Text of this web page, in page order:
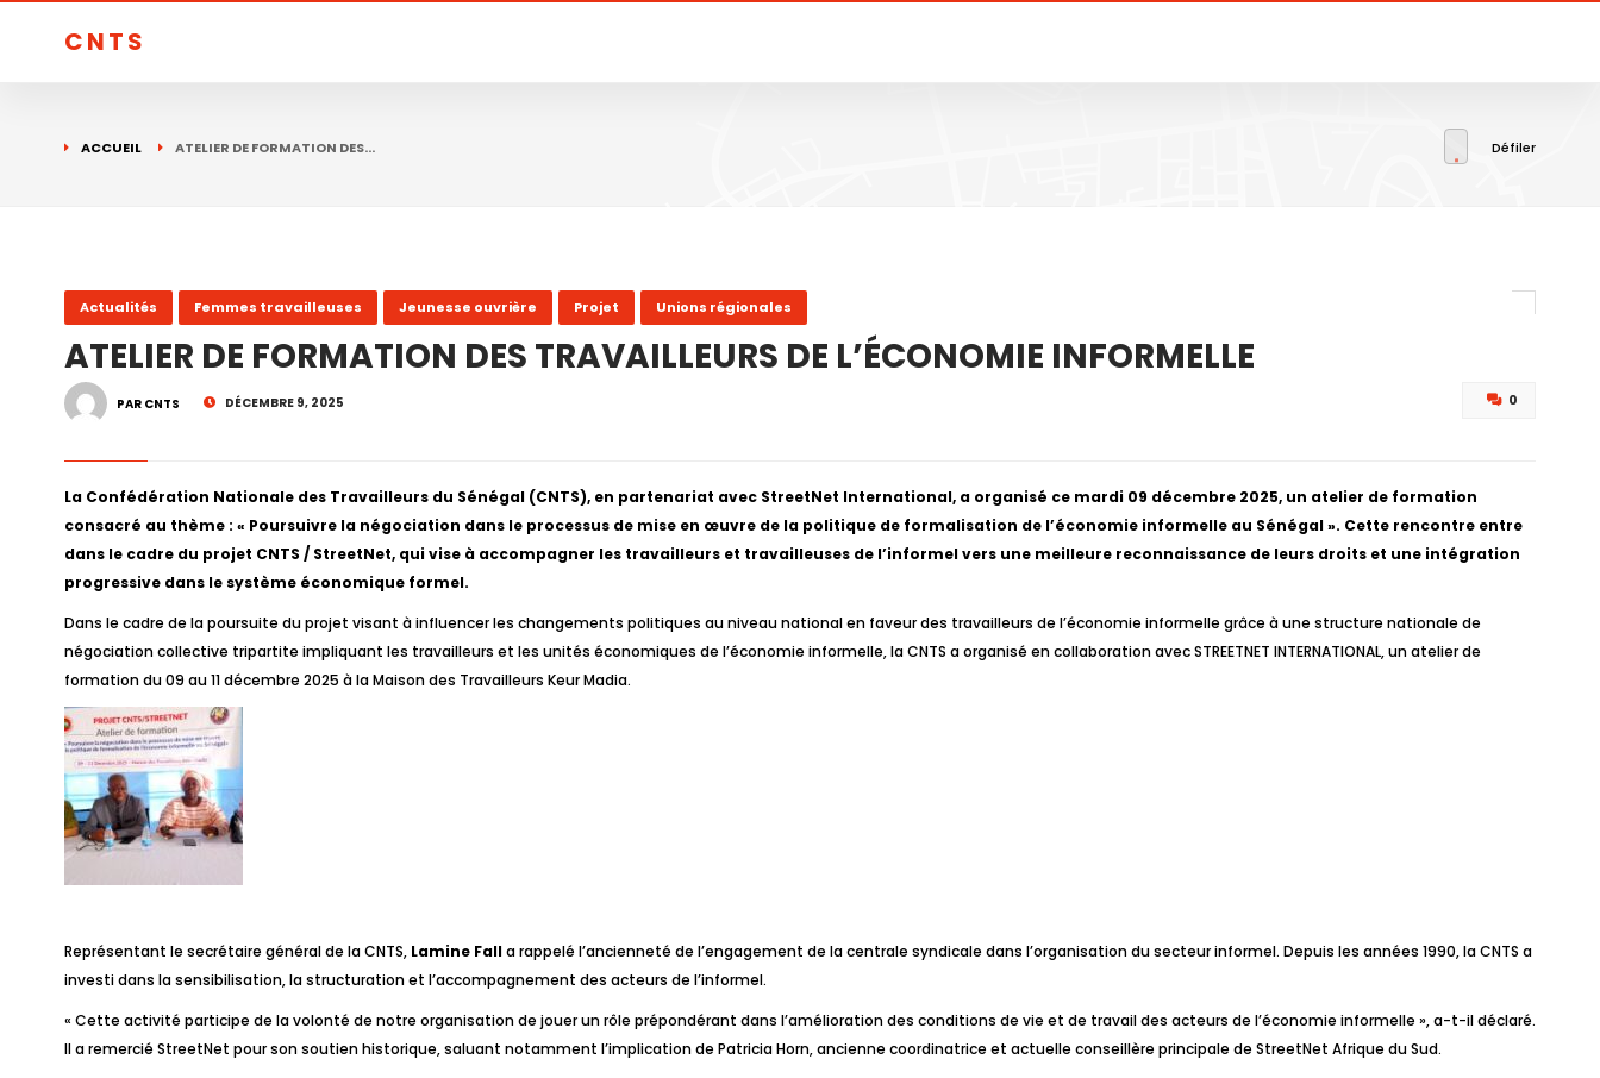
CNTS
ACCUEIL ATELIER DE FORMATION DES… Défiler
Actualités Femmes travailleuses Jeunesse ouvrière Projet Unions régionales
ATELIER DE FORMATION DES TRAVAILLEURS DE L’ÉCONOMIE INFORMELLE
PAR CNTS DÉCEMBRE 9, 2025 0
La Confédération Nationale des Travailleurs du Sénégal (CNTS), en partenariat avec StreetNet International, a organisé ce mardi 09 décembre 2025, un atelier de formation
consacré au thème : « Poursuivre la négociation dans le processus de mise en œuvre de la politique de formalisation de l’économie informelle au Sénégal ». Cette rencontre entre
dans le cadre du projet CNTS / StreetNet, qui vise à accompagner les travailleurs et travailleuses de l’informel vers une meilleure reconnaissance de leurs droits et une intégration
progressive dans le système économique formel.
Dans le cadre de la poursuite du projet visant à influencer les changements politiques au niveau national en faveur des travailleurs de l’économie informelle grâce à une structure nationale de
négociation collective tripartite impliquant les travailleurs et les unités économiques de l’économie informelle, la CNTS a organisé en collaboration avec STREETNET INTERNATIONAL, un atelier de
formation du 09 au 11 décembre 2025 à la Maison des Travailleurs Keur Madia.
Représentant le secrétaire général de la CNTS, Lamine Falla rappelé l’ancienneté de l’engagement de la centrale syndicale dans l’organisation du secteur informel. Depuis les années 1990, la CNTS a
investi dans la sensibilisation, la structuration et l’accompagnement des acteurs de l’informel.
« Cette activité participe de la volonté de notre organisation de jouer un rôle prépondérant dans l’amélioration des conditions de vie et de travail des acteurs de l’économie informelle », a-t-il déclaré.
Il a remercié StreetNet pour son soutien historique, saluant notamment l’implication de Patricia Horn, ancienne coordinatrice et actuelle conseillère principale de StreetNet Afrique du Sud.